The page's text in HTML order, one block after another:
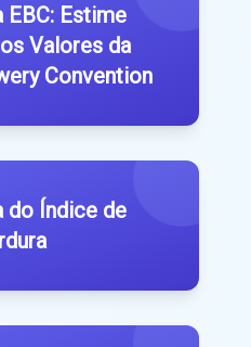
EBC: Estime
Valores da
Convention
do Índice de